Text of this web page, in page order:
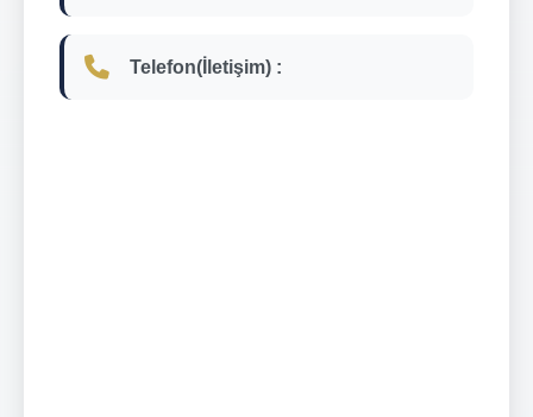
Telefon(İletişim) :